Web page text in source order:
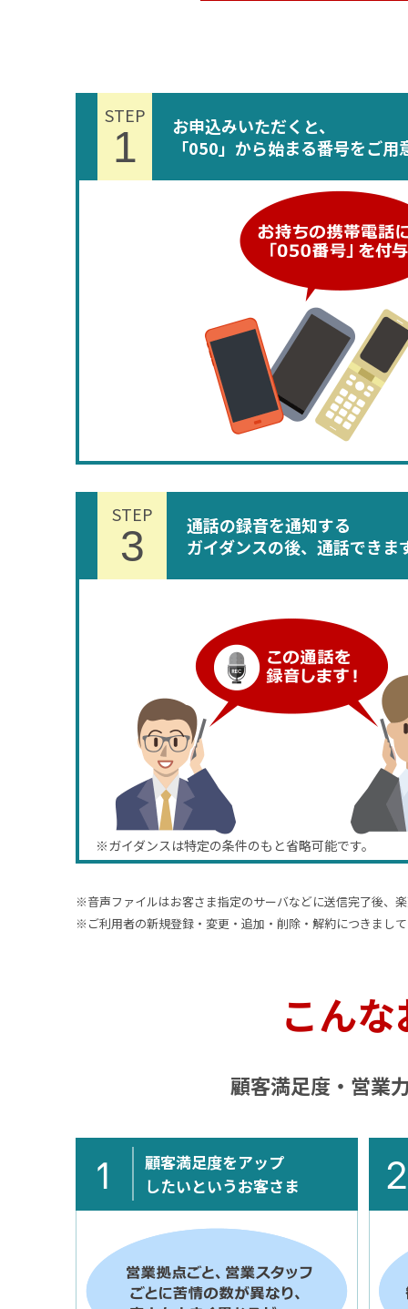
STEP
1
お申込みいただくと、
「050」から始まる番号をご用
STEP
3
通話の録音を通知する
ガイダンスの後、通話できま
※ガイダンスは特定の条件のもと省略可能です。
※音声ファイルはお客さま指定のサーバなどに送信完了後、
※ご利用者の新規登録・変更・追加・削除・解約につきまし
こん
顧客満足度・営業
顧客満足度をアップ
したいというお客さま